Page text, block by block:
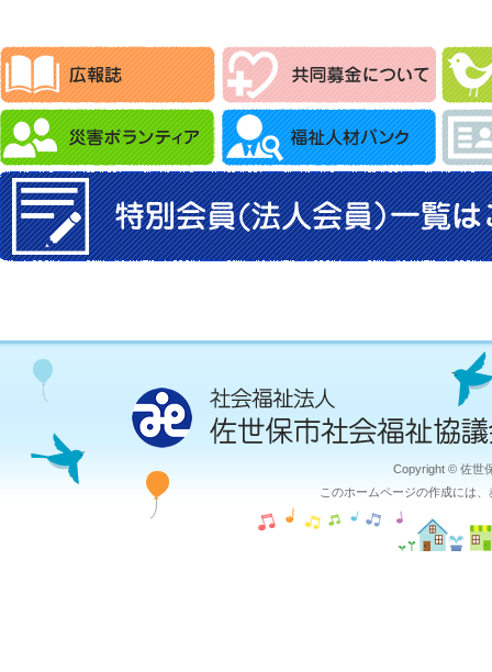
Copyright © 佐世
このホームページの作成には